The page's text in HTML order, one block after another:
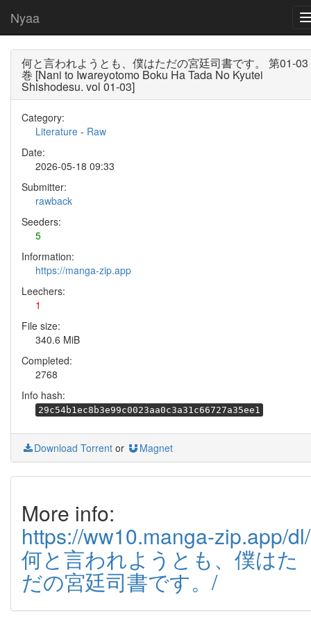
Nyaa
何と言われようとも、僕はただの宮廷司書です。 第01-03
巻 [Nani to Iwareyotomo Boku Ha Tada No Kyutei
Shishodesu. vol 01-03]
Category:
Literature - Raw
Date:
2026-05-18 09:33
Submitter:
rawback
Seeders:
5
Information:
https://manga-zip.app
Leechers:
1
File size:
340.6 MiB
Completed:
2768
Info hash:
29c54b1ec8b3e99c0023aa0c3a31c66727a35ee1
Download Torrent or Magnet
More info:
https://ww10.manga-zip.app/dl/
何と言われようとも、僕はた
だの宮廷司書です。/